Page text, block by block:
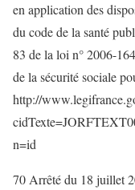
en application des
du code de la santé
83 de la loi n° 2006-
de la sécurité sociale
http://
n=id
70 Arrêté du 18 juillet